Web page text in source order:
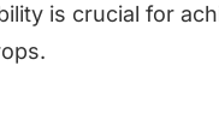
is crucial for